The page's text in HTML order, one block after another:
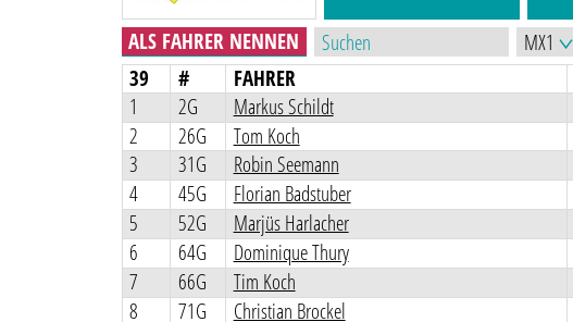
ALS FAHRER NENNEN
39
# FAHRER
1
2G Markus Schildt
2
26G Tom Koch
3
31G Robin Seemann
4
45G Florian Badstuber
5
52G Marjüs Harlacher
6
64G Dominique Thury
7
66G Tim Koch
8
71G Christian Brockel